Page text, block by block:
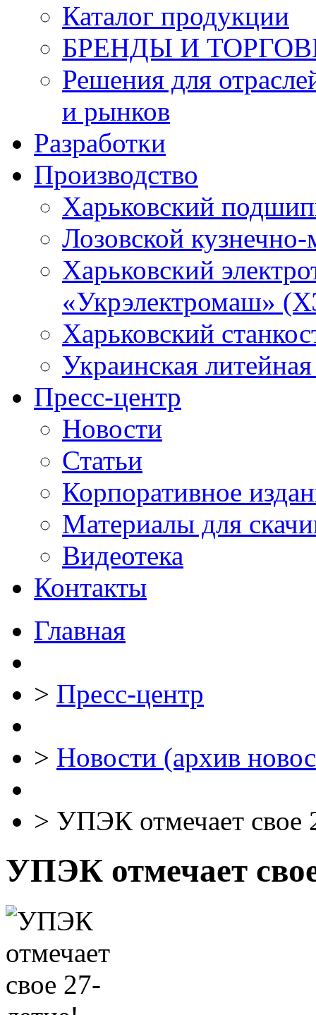
Каталог продукции
БРЕНДЫ И
Решения для
и рынков
Разработки
Производство
Харьковский
Лозовской
Харьковский
«Укрэлектромаш»
Харьковский
Украинская
Пресс-центр
Новости
Статьи
Корпоративное
Материалы для
Видеотека
Контакты
Главная
> Пресс-центр
> Новости (архив
> УПЭК отмечает свое
УПЭК отмечает